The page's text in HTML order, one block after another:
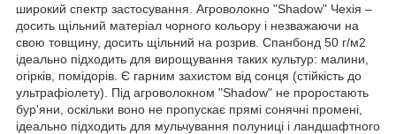
широкий спектр застосування. Агроволокно "Shadow" Чехія –
досить щільний матеріал чорного кольору і незважаючи на
свою товщину, досить щільний на розрив. Спанбонд 50 г/м2
ідеально підходить для вирощування таких культур: малини,
огірків, помідорів. Є гарним захистом від сонця (стійкість до
ультрафіолету). Під агроволокном "Shadow" не проростають
бур'яни, оскільки воно не пропускає прямі сонячні промені,
ідеально підходить для мульчування полуниці і ландшафтного